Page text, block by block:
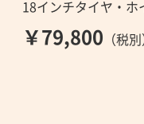
18インチタイヤ・ホ
￥79,800 （税別